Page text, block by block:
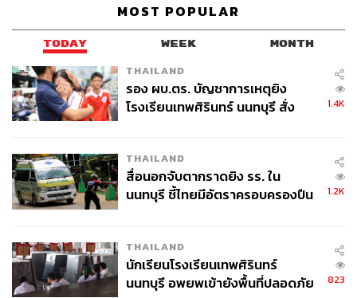
MOST POPULAR
TODAY WEEK MONTH
THAILAND
รอง ผบ.ตร. บัญชาการเหตุยิง
โรงเรียนเทพศิรินทร์ นนทบุรี สั่ง
1.4K
THAILAND
สื่อนอกจับตากราดยิง รร. ใน
นนทบุรี ชี้ไทยมีอัตราครอบครองปืน
1.2K
THAILAND
นักเรียนโรงเรียนเทพศิรินทร์
นนทบุรี อพยพเข้ายังพื้นที่ปลอดภัย
823